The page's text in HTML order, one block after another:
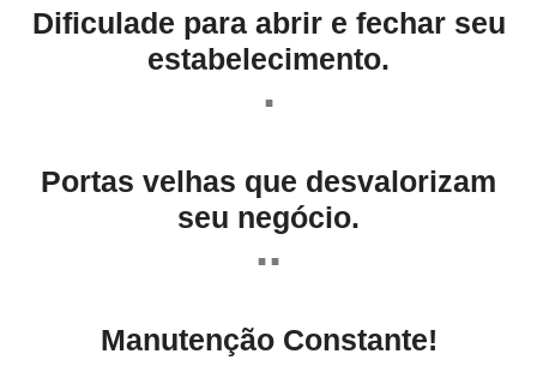
Dificulade para abrir e fechar seu
estabelecimento.
.
Portas velhas que desvalorizam
seu negócio.
..
Manutenção Constante!